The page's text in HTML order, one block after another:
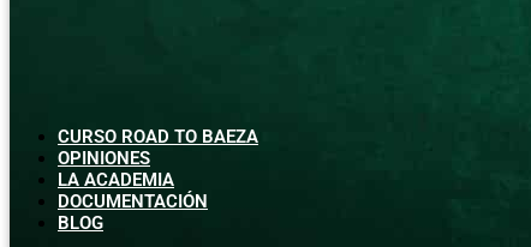
CURSO ROAD TO BAEZA
OPINIONES
LA ACADEMIA
DOCUMENTACIÓN
BLOG